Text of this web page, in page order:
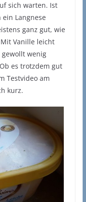
sich warten. Ist
Langnese
ganz gut, wie
Vanille leicht
gewollt wenig
es trotzdem gut
Testvideo am
kurz.